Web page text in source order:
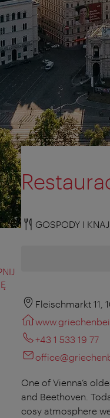
GOSPODY I
Fleischmarkt 11,
+43 1 533 19 77
One of Vienna’s
and Beethoven.
cosy atmosphere